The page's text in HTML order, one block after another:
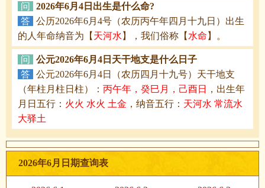
问
2026年6月4日出生是什么命?
答 公历2026年6月4号（农历丙午年四月十九日）出生
的人年命纳音为【 天河水 】，我们俗称【 水命 】。
问
公元2026年6月4日天干地支是什么日子
答 公元2026年6月4日（农历四月十九号）天干地支
（年柱月柱日柱）： 丙午年，癸巳月，己酉日
，出生年
月日五行： 火火 水火 土金 ，纳音五行： 天河水 常流水
大驿土
2026年6月日期查询表